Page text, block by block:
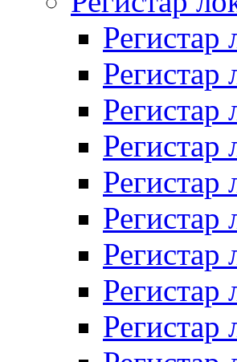
Регистар
Регистар
Регистар
Регистар
Регистар
Регистар
Регистар
Регистар
Регистар